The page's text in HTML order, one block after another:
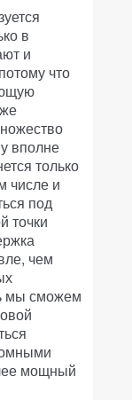
в
и
что
вполне
только
числе и
под
точки
чем
мы сможем
мощный